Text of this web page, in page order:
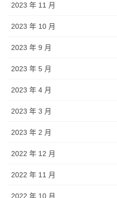
2023 年 11 月
2023 年 10 月
2023 年 9 月
2023 年 5 月
2023 年 4 月
2023 年 3 月
2023 年 2 月
2022 年 12 月
2022 年 11 月
2022 年 10 月